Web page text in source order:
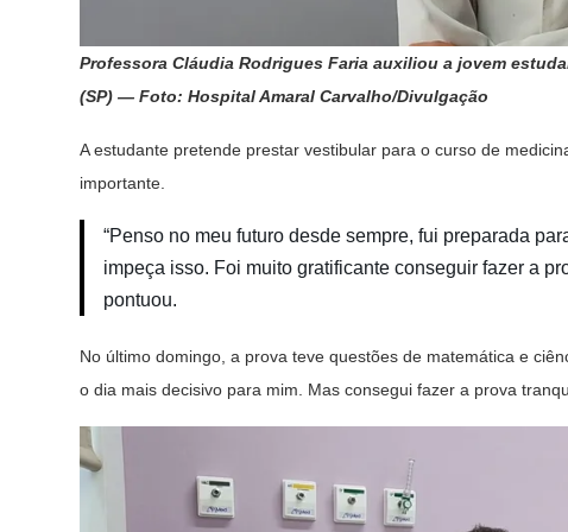
Professora Cláudia Rodrigues Faria auxiliou a jovem
(SP) — Foto: Hospital Amaral Carvalho/Divulgação
A estudante pretende prestar vestibular para o curso de
importante.
“Penso no meu futuro desde sempre, fui preparada
impeça isso. Foi muito gratificante conseguir fazer a
pontuou.
No último domingo, a prova teve questões de matemática e
o dia mais decisivo para mim. Mas consegui fazer a prova